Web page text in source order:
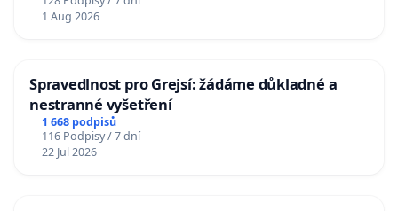
1 Aug 2026
Spravedlnost pro Grejsí: žádáme důkladné a
nestranné vyšetření
1 668 podpisů
116 Podpisy / 7 dní
22 Jul 2026